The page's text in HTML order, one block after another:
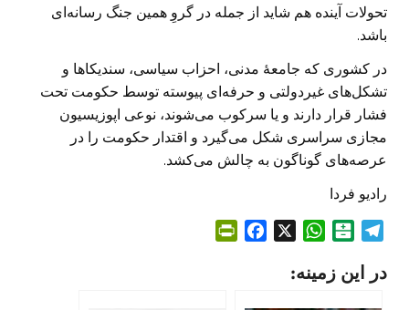
تحولات آینده هم شاید از جمله در گروِ همین جنگ رسانه‌‌ای
باشد.
در کشوری که جامعهٔ مدنی، احزاب سیاسی، سندیکاها و
تشکل‌های غیردولتی و حرفه‌‌ای پیوسته توسط حکومت تحت
فشار قرار دارند و یا سرکوب می‌شوند، نوعی اپوزیسیون
مجازی سراسری شکل می‌گیرد و اقتدار حکومت را در
عرصه‌های گوناگون به چالش می‌کشد.
رادیو فردا
l
W
a
در این زمینه: